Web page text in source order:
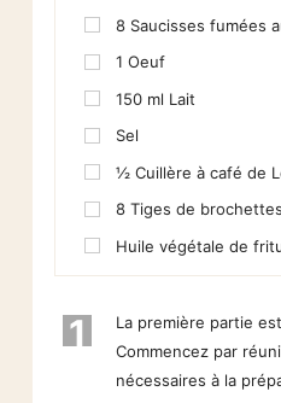
8 Saucisses fumées
1 Oeuf
150 ml Lait
Sel
½ Cuillère à café de
8 Tiges de brochettes
Huile végétale de
1
La première partie
Commencez par
nécessaires à la